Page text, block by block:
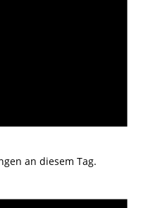
an diesem Tag.